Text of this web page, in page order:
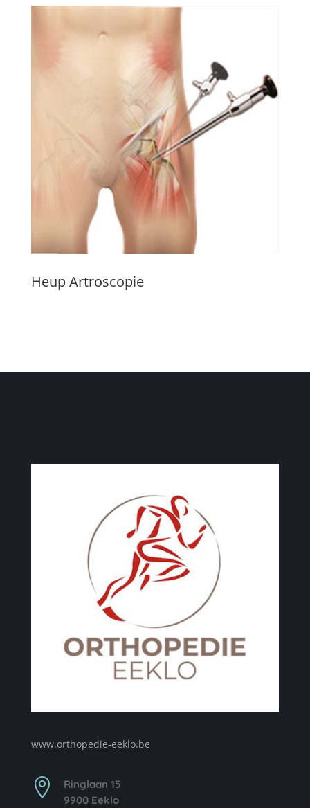
Heup Artroscopie
www.orthopedie-eeklo.be

Ringlaan 15
9900 Eeklo